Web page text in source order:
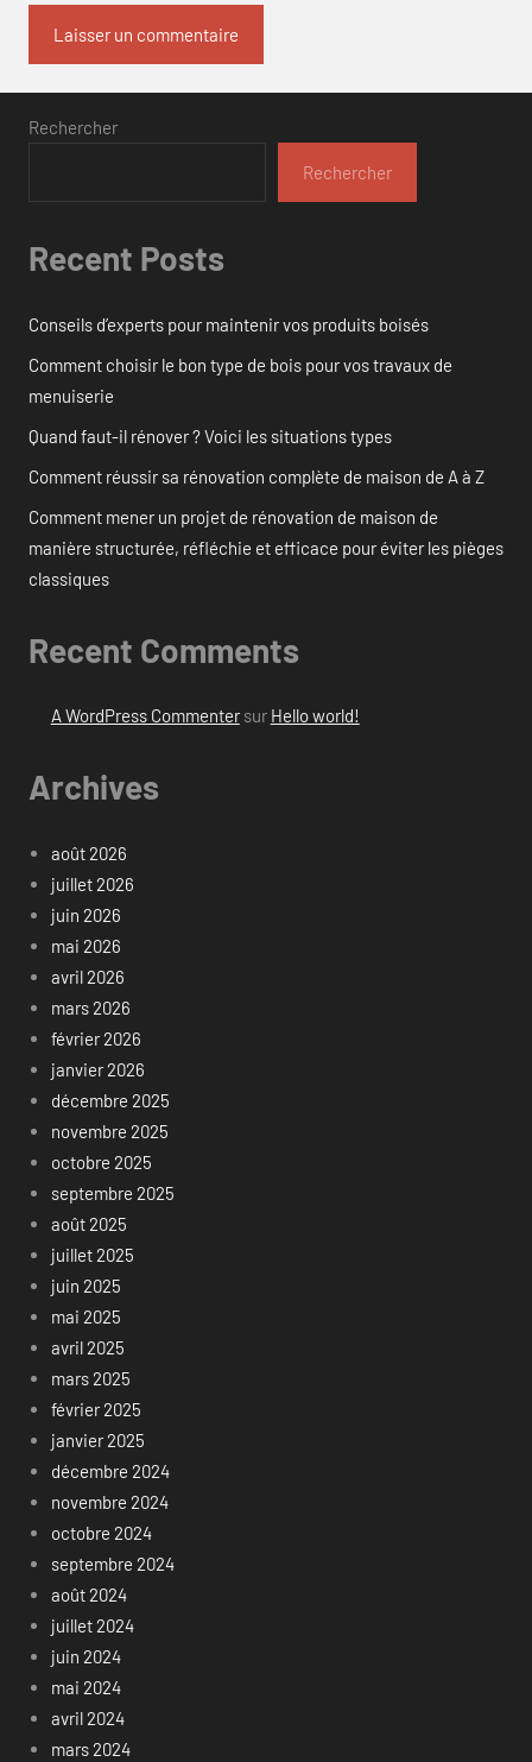
Rechercher
Rechercher
Recent Posts
Conseils d’experts pour maintenir vos produits boisés
Comment choisir le bon type de bois pour vos travaux de
menuiserie
Quand faut-il rénover ? Voici les situations types
Comment réussir sa rénovation complète de maison de A à Z
Comment mener un projet de rénovation de maison de
manière structurée, réfléchie et efficace pour éviter les pièges
classiques
Recent Comments
A WordPress Commentersur Hello world!
Archives
août 2026
juillet 2026
juin 2026
mai 2026
avril 2026
mars 2026
février 2026
janvier 2026
décembre 2025
novembre 2025
octobre 2025
septembre 2025
août 2025
juillet 2025
juin 2025
mai 2025
avril 2025
mars 2025
février 2025
janvier 2025
décembre 2024
novembre 2024
octobre 2024
septembre 2024
août 2024
juillet 2024
juin 2024
mai 2024
avril 2024
mars 2024